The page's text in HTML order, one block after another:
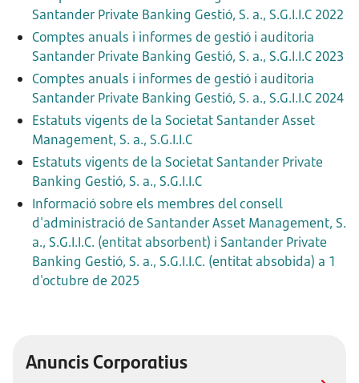
Santander Private Banking Gestió, S. a., S.G.I.I.C 2022
Comptes anuals i informes de gestió i auditoria
Santander Private Banking Gestió, S. a., S.G.I.I.C 2023
Comptes anuals i informes de gestió i auditoria
Santander Private Banking Gestió, S. a., S.G.I.I.C 2024
Estatuts vigents de la Societat Santander Asset
Management, S. a., S.G.I.I.C
Estatuts vigents de la Societat Santander Private
Banking Gestió, S. a., S.G.I.I.C
Informació sobre els membres del consell
d'administració de Santander Asset Management, S.
a., S.G.I.I.C. (entitat absorbent) i Santander Private
Banking Gestió, S. a., S.G.I.I.C. (entitat absobida) a 1
d'octubre de 2025
Anuncis Corporatius